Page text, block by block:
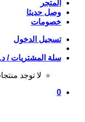
المتجر
وصل حديثا
خصومات
تسجيل الدخول
سلة المشتريات /
لا توجد
0